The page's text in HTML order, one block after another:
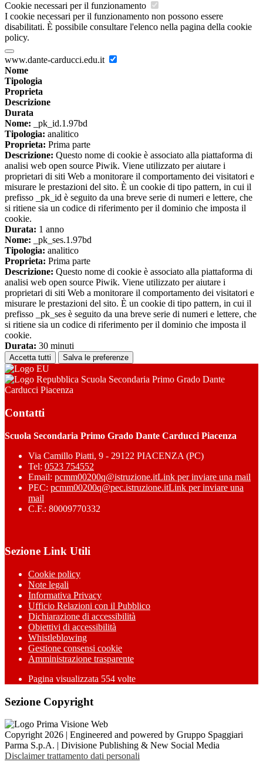
Cookie necessari per il funzionamento
I cookie necessari per il funzionamento non possono essere
disabilitati. È possibile consultare l'elenco nella pagina della cookie
policy.
www.dante-carducci.edu.it
Nome
Tipologia
Proprieta
Descrizione
Durata
Nome: _pk_id.1.97bd
Tipologia: analitico
Proprieta: Prima parte
Descrizione: Questo nome di cookie è associato alla piattaforma di
analisi web open source Piwik. Viene utilizzato per aiutare i
proprietari di siti Web a monitorare il comportamento dei visitatori e
misurare le prestazioni del sito. È un cookie di tipo pattern, in cui il
prefisso _pk_id è seguito da una breve serie di numeri e lettere, che
si ritiene sia un codice di riferimento per il dominio che imposta il
cookie.
Durata: 1 anno
Nome: _pk_ses.1.97bd
Tipologia: analitico
Proprieta: Prima parte
Descrizione: Questo nome di cookie è associato alla piattaforma di
analisi web open source Piwik. Viene utilizzato per aiutare i
proprietari di siti Web a monitorare il comportamento dei visitatori e
misurare le prestazioni del sito. È un cookie di tipo pattern, in cui il
prefisso _pk_ses è seguito da una breve serie di numeri e lettere, che
si ritiene sia un codice di riferimento per il dominio che imposta il
cookie.
Durata: 30 minuti
Accetta tutti Salva le preferenze
Scuola Secondaria Primo Grado Dante
Carducci Piacenza
Contatti
Scuola Secondaria Primo Grado Dante Carducci Piacenza
Via Camillo Piatti, 9 - 29122 PIACENZA (PC)
Tel: 0523 754552
Email: pcmm00200q@istruzione.itLink per inviare una mail
PEC: pcmm00200q@pec.istruzione.itLink per inviare una
mail
C.F.: 80009770332
Sezione Link Utili
Cookie policy
Note legali
Informativa Privacy
Ufficio Relazioni con il Pubblico
Dichiarazione di accessibilità
Obiettivi di accessibilità
Whistleblowing
Gestione consensi cookie
Amministrazione trasparente
Pagina visualizzata 554 volte
Sezione Copyright
Copyright 2026 | Engineered and powered by Gruppo Spaggiari
Parma S.p.A. | Divisione Publishing & New Social Media
Disclaimer trattamento dati personali